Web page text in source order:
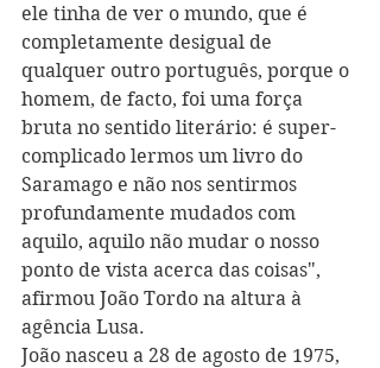
ele tinha de ver o mundo, que é
completamente desigual de
qualquer outro português, porque o
homem, de facto, foi uma força
bruta no sentido literário: é super-
complicado lermos um livro do
Saramago e não nos sentirmos
profundamente mudados com
aquilo, aquilo não mudar o nosso
ponto de vista acerca das coisas",
afirmou João Tordo na altura à
agência Lusa.
João nasceu a 28 de agosto de 1975,